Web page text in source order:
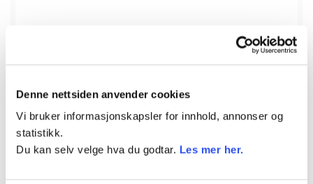
Denne nettsiden anvender cookies
Vi bruker informasjonskapsler for innhold, annonser og
statistikk.
Du kan selv velge hva du godtar. Les mer her.
På lager
Fettnippel beltestrammer
Varenr.DRY968221
687,50kr